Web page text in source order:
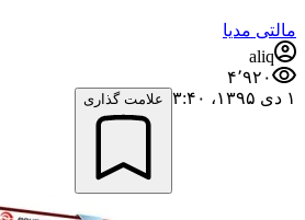
مالتی مدیا
aliq
۴٬۹۲۰
۱ دی ۱۳۹۵،‏ ۳:۴۰
علامت گذاری